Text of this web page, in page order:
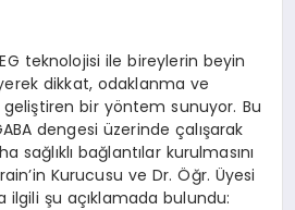
teknolojisi ile bireylerin beyin
dikkat, odaklanma ve
bir yöntem sunuyor. Bu
dengesi üzerinde çalışarak
sağlıklı bağlantılar kurulmasını
Kurucusu ve Dr. Öğr. Üyesi
ilgili şu açıklamada bulundu: